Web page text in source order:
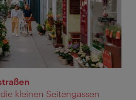
kleinen Seitengassen